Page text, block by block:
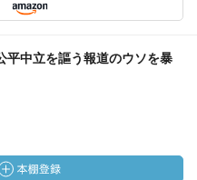
平中立を謳う報道のウソを暴